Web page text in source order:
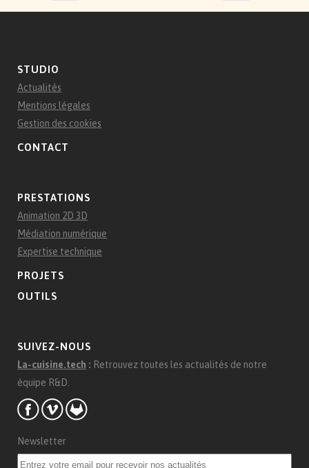
STUDIO
Actualités
Mentions légales
Gestion des cookies
CONTACT
PRESTATIONS
Animation 2D 3D
Médiation numérique
Expertise technique
PROJETS
OUTILS
SUIVEZ-NOUS
La-cuisine.tech : Retrouvez toutes les actualités de notre
équipe R&D.
Newsletter